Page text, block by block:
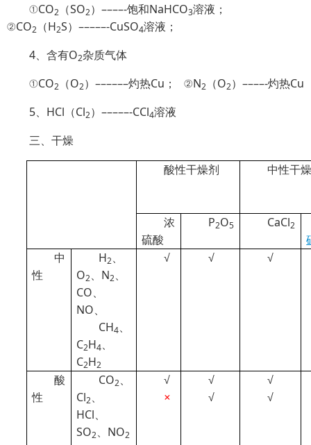
①CO2 （SO2）––––-饱和NaHCO3溶液；
②CO2 （H2S）–––––-CuSO4溶液；
4、含有O2杂质气体
①CO2 （O2）––––––灼热Cu； ②N2 （O2）––––-灼热Cu
5、HCl（Cl2）–––––-CCl4溶液
三、干燥
酸性干燥剂
中性干
浓
硫酸
P2O5 CaCl2
中
性
H2、
O2、N2、
CO、
NO、
CH4、
C2H4、
C2H2
√ √ √
酸
性
CO2、
Cl2、
HCl、
SO2、NO2
√
×
√
√
√
√